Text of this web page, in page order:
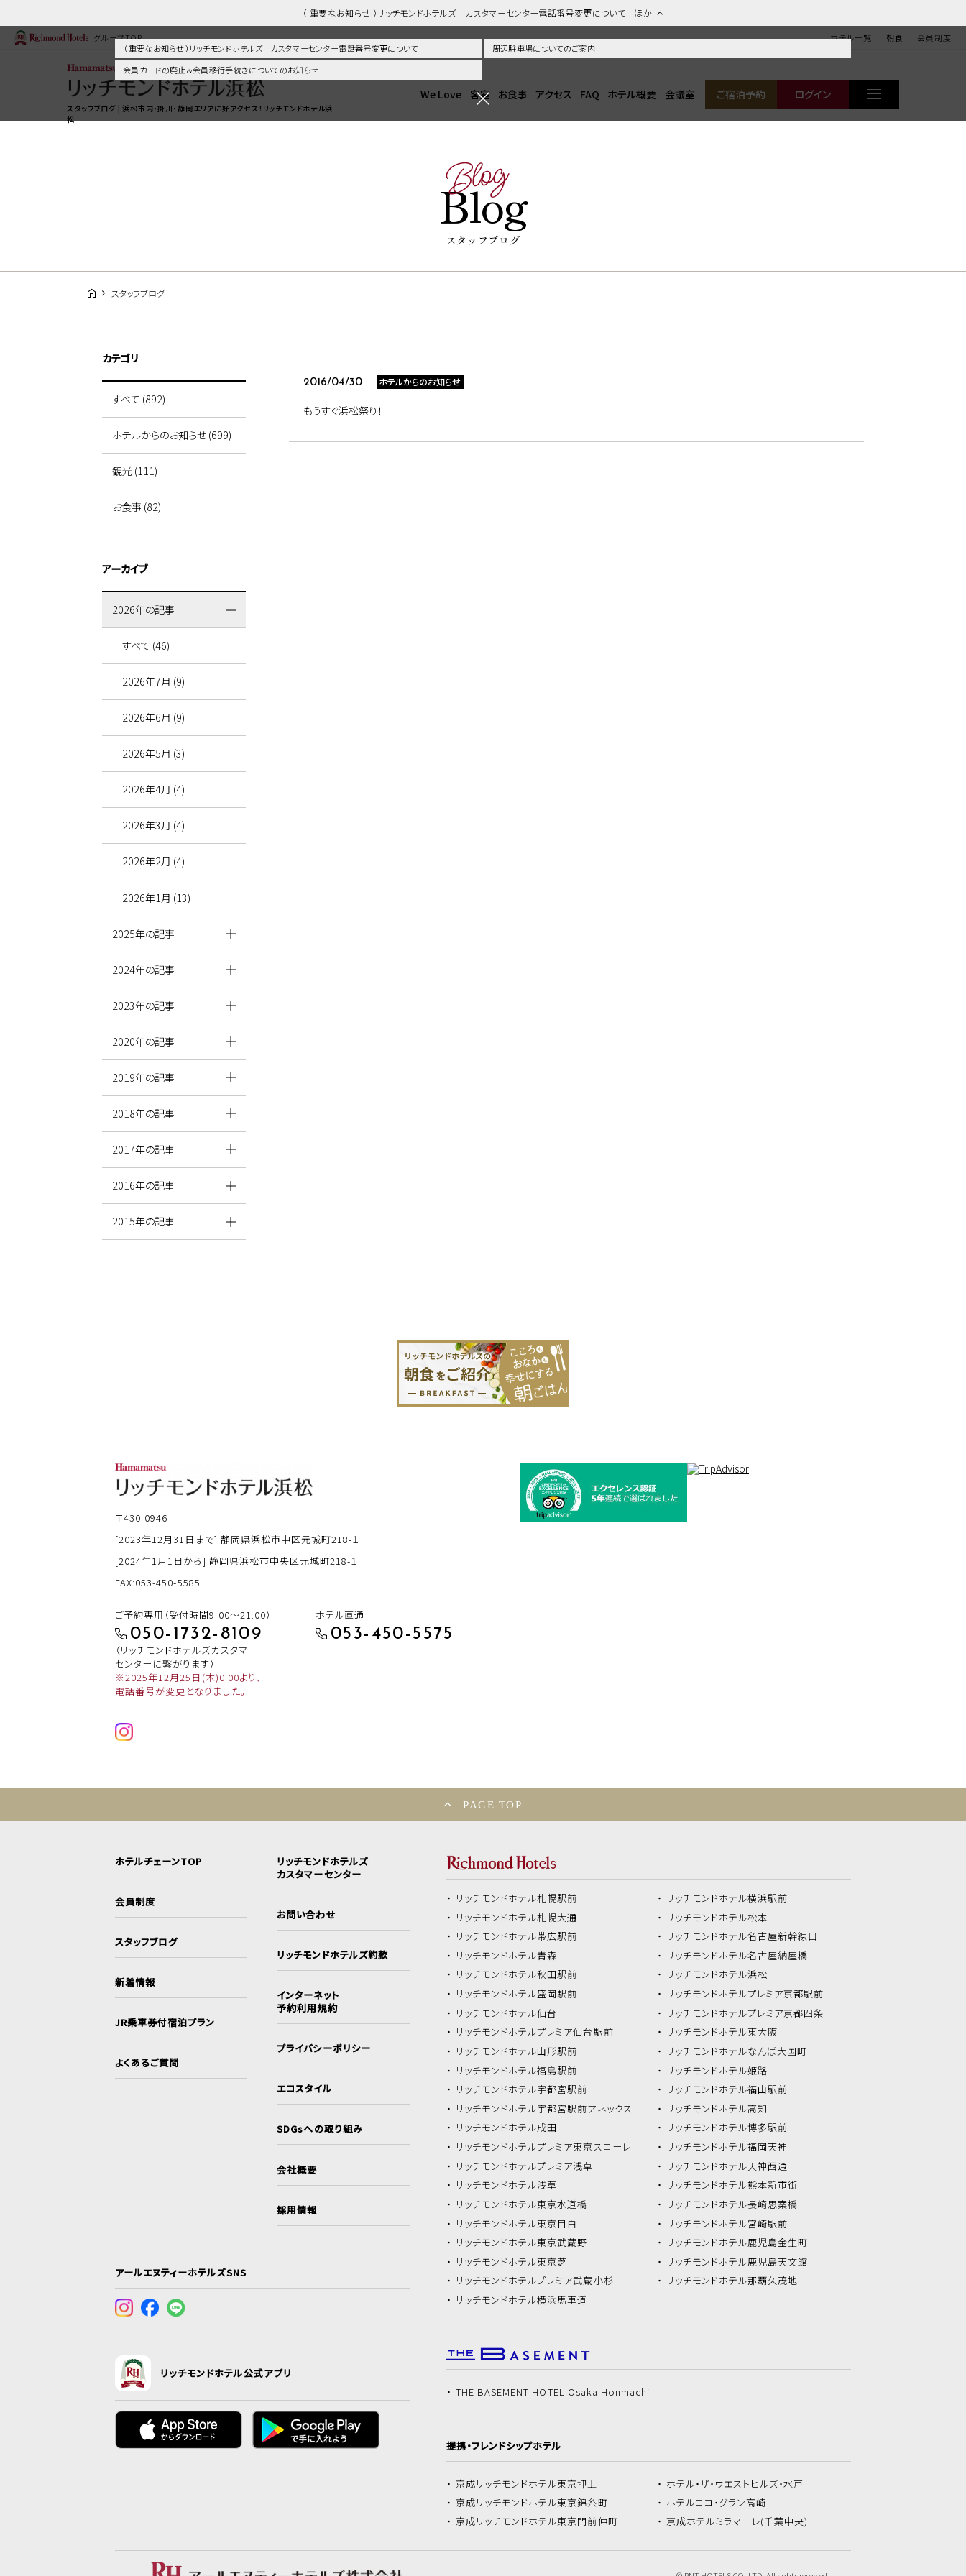
（ 重要なお知らせ ）リッチモンドホテルズ カスタマーセンター電話番号変更について ほか
（ 重要なお知らせ ）リッチモンドホテルズ カスタマーセンター電話番号変更について
周辺駐車場についてのご案内
会員カードの廃止＆会員移行手続きについてのお知らせ
グループTOP ホテル一覧 朝食 会員制度
スタッフブログ | 浜松市内・掛川・静岡エリアに好アクセス！リッチモンドホテル浜
松
We Love 客室 お食事 アクセス FAQ ホテル概要 会議室 ご宿泊予約 ログイン
Blog
Blog
スタッフブログ
スタッフブログ
2016/04/30 ホテルからのお知らせ
もうすぐ浜松祭り！
カテゴリ
すべて (892)
ホテルからのお知らせ (699)
観光 (111)
お食事 (82)
アーカイブ
2026年の記事
すべて (46)
2026年7月 (9)
2026年6月 (9)
2026年5月 (3)
2026年4月 (4)
2026年3月 (4)
2026年2月 (4)
2026年1月 (13)
2025年の記事
2024年の記事
2023年の記事
2020年の記事
2019年の記事
2018年の記事
2017年の記事
2016年の記事
2015年の記事
〒430-0946
[2023年12月31日まで] 静岡県浜松市中区元城町218-１
[2024年1月1日から] 静岡県浜松市中央区元城町218-１
FAX:053-450-5585
ご予約専用（受付時間9:00～21:00）
050-1732-8109
（リッチモンドホテルズカスタマー
センターに繋がります）
※2025年12月25日(木)0:00より、
電話番号が変更となりました。
ホテル直通
053-450-5575
PAGE TOP
ホテルチェーンTOP
会員制度
スタッフブログ
新着情報
JR乗車券付宿泊プラン
よくあるご質問
リッチモンドホテルズ
カスタマーセンター
お問い合わせ
リッチモンドホテルズ約款
インターネット
予約利用規約
プライバシーポリシー
エコスタイル
SDGsへの取り組み
会社概要
採用情報
アールエヌティーホテルズSNS
リッチモンドホテル公式アプリ
リッチモンドホテル札幌駅前
リッチモンドホテル札幌大通
リッチモンドホテル帯広駅前
リッチモンドホテル青森
リッチモンドホテル秋田駅前
リッチモンドホテル盛岡駅前
リッチモンドホテル仙台
リッチモンドホテルプレミア仙台駅前
リッチモンドホテル山形駅前
リッチモンドホテル福島駅前
リッチモンドホテル宇都宮駅前
リッチモンドホテル宇都宮駅前アネックス
リッチモンドホテル成田
リッチモンドホテルプレミア東京スコーレ
リッチモンドホテルプレミア浅草
リッチモンドホテル浅草
リッチモンドホテル東京水道橋
リッチモンドホテル東京目白
リッチモンドホテル東京武蔵野
リッチモンドホテル東京芝
リッチモンドホテルプレミア武蔵小杉
リッチモンドホテル横浜馬車道
リッチモンドホテル横浜駅前
リッチモンドホテル松本
リッチモンドホテル名古屋新幹線口
リッチモンドホテル名古屋納屋橋
リッチモンドホテル浜松
リッチモンドホテルプレミア京都駅前
リッチモンドホテルプレミア京都四条
リッチモンドホテル東大阪
リッチモンドホテルなんば大国町
リッチモンドホテル姫路
リッチモンドホテル福山駅前
リッチモンドホテル高知
リッチモンドホテル博多駅前
リッチモンドホテル福岡天神
リッチモンドホテル天神西通
リッチモンドホテル熊本新市街
リッチモンドホテル長崎思案橋
リッチモンドホテル宮崎駅前
リッチモンドホテル鹿児島金生町
リッチモンドホテル鹿児島天文館
リッチモンドホテル那覇久茂地
THE BASEMENT HOTEL Osaka Honmachi
提携・フレンドシップホテル
京成リッチモンドホテル東京押上 ホテル・ザ・ ウエストヒルズ・水戸
京成リッチモンドホテル東京錦糸町 ホテルココ・グラン高崎
京成リッチモンドホテル東京門前仲町 京成ホテルミラマーレ(千葉中央)